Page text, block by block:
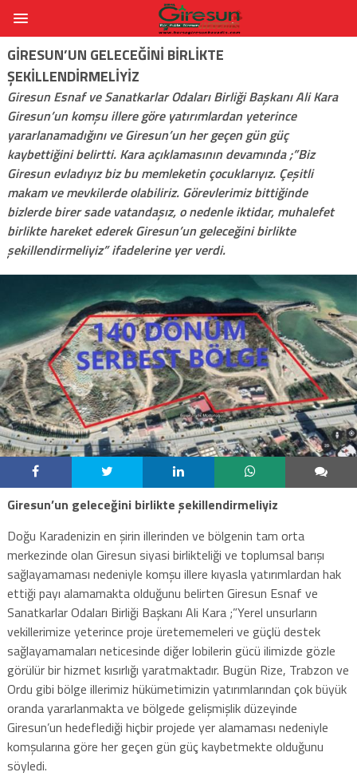
GIRESUN’UN GELECEĞINI BIRLIKTE
ŞEKILLENDIRMELIYIZ
Giresun Esnaf ve Sanatkarlar Odaları Birliği Başkanı Ali Kara
Giresun’un komşu illere göre yatırımlardan yeterince
yararlanamadığını ve Giresun’un her geçen gün güç
kaybettiğini belirtti. Kara açıklamasının devamında ;”Biz
Giresun evladıyız biz bu memleketin çocuklarıyız. Çeşitli
makam ve mevkilerde olabiliriz. Görevlerimiz bittiğinde
bizlerde birer sade vatandaşız, o nedenle iktidar, muhalefet
birlikte hareket ederek Giresun’un geleceğini birlikte
şekillendirmeliyiz” ifadelerine yer verdi.
Giresun’un geleceğini birlikte şekillendirmeliyiz
Doğu Karadenizin en şirin illerinden ve bölgenin tam orta
merkezinde olan Giresun siyasi birlikteliği ve toplumsal barışı
sağlayamaması nedeniyle komşu illere kıyasla yatırımlardan hak
ettiği payı alamamakta olduğunu belirten Giresun Esnaf ve
Sanatkarlar Odaları Birliği Başkanı Ali Kara ;”Yerel unsurların
vekillerimize yeterince proje üretememeleri ve güçlü destek
sağlayamamaları neticesinde diğer lobilerin gücü ilimizde gözle
görülür bir hizmet kısırlığı yaratmaktadır. Bugün Rize, Trabzon ve
Ordu gibi bölge illerimiz hükümetimizin yatırımlarından çok büyük
oranda yararlanmakta ve bölgede gelişmişlik düzeyinde
Giresun’un hedeflediği hiçbir projede yer alamaması nedeniyle
komşularına göre her geçen gün güç kaybetmekte olduğunu
söyledi.